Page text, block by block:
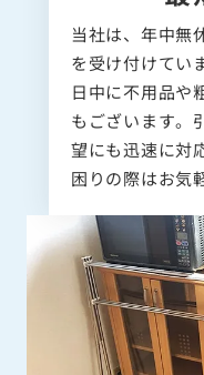
当社は、年中無
を受け付けてい
日中に不用品や
もございます。
望にも迅速に対
困りの際はお気